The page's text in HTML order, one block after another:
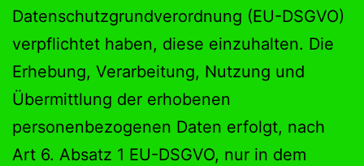
Datenschutzgrundverordnung (EU-DSGVO)
verpflichtet haben, diese einzuhalten. Die
Erhebung, Verarbeitung, Nutzung und
Übermittlung der erhobenen
personenbezogenen Daten erfolgt, nach
Art 6. Absatz 1 EU-DSGVO, nur in dem